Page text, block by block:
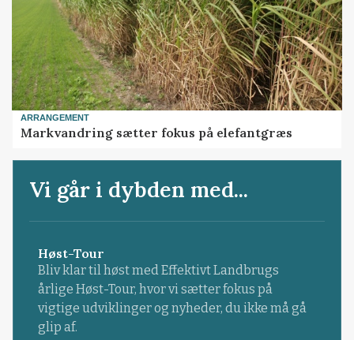
ARRANGEMENT
Markvandring sætter fokus på elefantgræs
Vi går i dybden med...
Høst-Tour
Bliv klar til høst med Effektivt Landbrugs
årlige Høst-Tour, hvor vi sætter fokus på
vigtige udviklinger og nyheder, du ikke må gå
glip af.